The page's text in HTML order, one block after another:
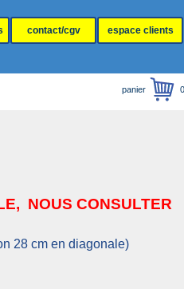
contact/cgv espace clients
panier
NOUS CONSULTER
28 cm en diagonale)